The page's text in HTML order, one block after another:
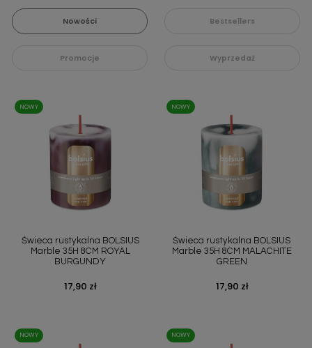
Nowości Bestsellers
Promocje Wyprzedaż
Świeca rustykalna BOLSIUS
Marble 35H 8CM ROYAL
BURGUNDY
Cena
17,90 zł
NOWY
Świeca rustykalna BOLSIUS
Marble 35H 8CM MALACHITE
GREEN
Cena
17,90 zł
NOWY
NOWY NOWY